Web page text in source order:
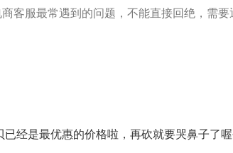
客服最常遇到的问题，不能直接回绝，需
已经是最优惠的价格啦，再砍就要哭鼻子了